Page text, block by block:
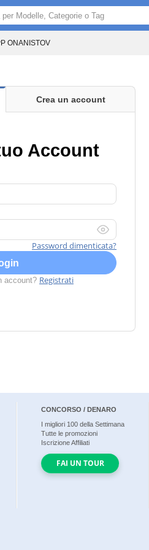
ONANISTOV
Crea un account
Account
Password dimenticata?
account? Registrati
CONCORSO / DENARO
I migliori 100 della Settimana
Tutte le promozioni
Iscrizione Affiliati
FAI UN TOUR